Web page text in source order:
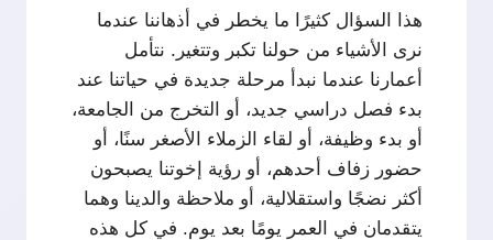
هذا السؤال كثيرًا ما يخطر في أذهاننا عندما
نرى الأشياء من حولنا تكبر وتتغير. نتأمل
أعمارنا عندما نبدأ مرحلة جديدة في حياتنا عند
بدء فصل دراسي جديد، أو التخرج من الجامعة،
أو بدء وظيفة، أو لقاء الزملاء الأصغر سنًا، أو
حضور زفاف أحدهم، أو رؤية إخوتنا يصبحون
أكثر نضجًا واستقلالية، أو ملاحظة والدينا وهما
يتقدمان في العمر يومًا بعد يوم. في كل هذه